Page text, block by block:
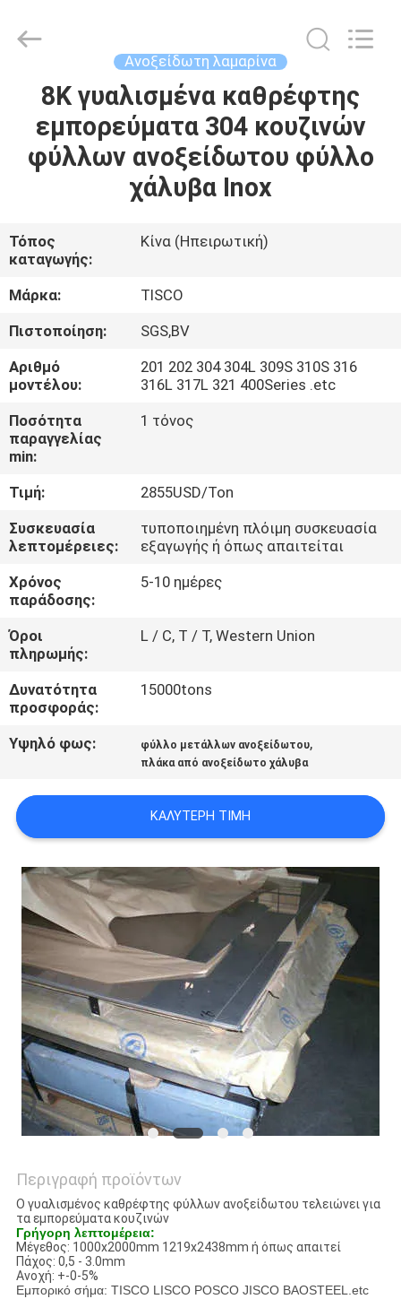
ΣΠΊΤΙ
ΠΡΟΪΌΝΤΑ
ΕΜΕΊΣ
ΓΎΡΟΣ
ΕΡΓΟΣΤΑΣΊΩΝ
ΠΟΙΟΤΙΚΌΣ
ΈΛΕΓΧΟΣ
ΕΛΆΤΕ
ΣΕ
ΕΠΑΦΉ
ΜΕ
ΕΙΔΉΣΕΙΣ
ΠΕΡΙΠΤΏΣΕΙΣ
NEWS
PRIVACY
POLICY
INDUSTRIAL
LIMITED.
Ανοξείδωτη λαμαρίνα
8K γυαλισμένα καθρέφτης
εμπορεύματα 304 κουζινών
φύλλων ανοξείδωτου φύλλο
χάλυβα Inox
Τόπος
καταγωγής:
Κίνα (Ηπειρωτική)
Μάρκα:
TISCO
Πιστοποίηση:
SGS,BV
Αριθμό
μοντέλου:
201 202 304 304L 309S 310S 316
316L 317L 321 400Series .etc
Ποσότητα
παραγγελίας
min:
1 τόνος
Τιμή:
2855USD/Ton
Συσκευασία
λεπτομέρειες:
τυποποιημένη πλόιμη συσκευασία
εξαγωγής ή όπως απαιτείται
Χρόνος
παράδοσης:
5-10 ημέρες
Όροι
πληρωμής:
L / C, T / T, Western Union
Δυνατότητα
προσφοράς:
15000tons
Υψηλό φως: φύλλο μετάλλων ανοξείδωτου,
πλάκα από ανοξείδωτο χάλυβα
ΚΑΛΎΤΕΡΗ ΤΙΜΉ
Περιγραφή προϊόντων
Ο γυαλισμένος καθρέφτης φύλλων ανοξείδωτου τελειώνει για
τα εμπορεύματα κουζινών
Γρήγορη λεπτομέρεια:
Μέγεθος: 1000x2000mm 1219x2438mm ή όπως απαιτεί
Πάχος: 0,5 - 3.0mm
Ανοχή: +-0-5%
Εμπορικό σήμα: TISCO LISCO POSCO JISCO BAOSTEEL.etc